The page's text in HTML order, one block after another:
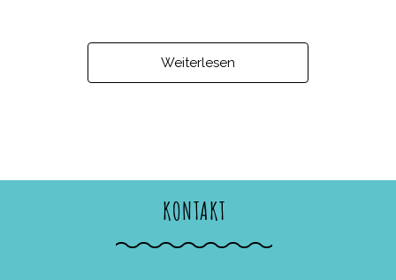
Weiterlesen
KONTAKT